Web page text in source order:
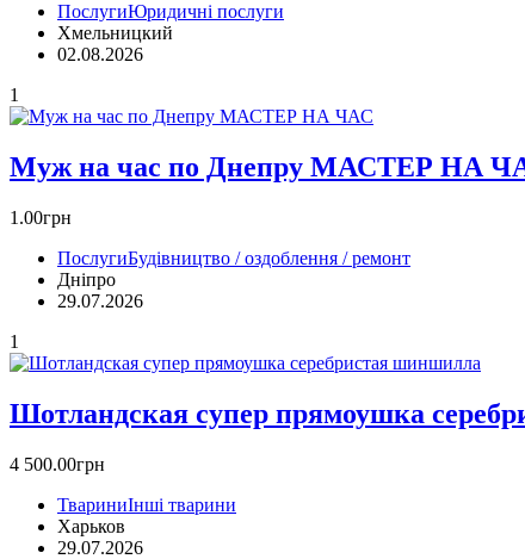
ПослугиЮридичні послуги
Хмельницкий
02.08.2026
1
Муж на час по Днепру МАСТЕР НА
1.00грн
ПослугиБудівництво / оздоблення / ремонт
Дніпро
29.07.2026
1
Шотландская супер прямоушка
4 500.00грн
ТвариниІнші тварини
Харьков
29.07.2026